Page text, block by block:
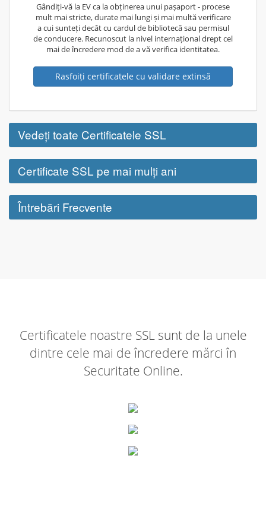
Gândiți-vă la EV ca la obținerea unui pașaport - procese
mult mai stricte, durate mai lungi și mai multă verificare
a cui sunteți decât cu cardul de bibliotecă sau permisul
de conducere. Recunoscut la nivel internațional drept cel
mai de încredere mod de a vă verifica identitatea.
Rasfoiți certificatele cu validare extinsă
Vedeți toate Certificatele SSL
Certificate SSL pe mai mulți ani
Întrebări Frecvente
Certificatele noastre SSL sunt de la unele
dintre cele mai de încredere mărci în
Securitate Online.